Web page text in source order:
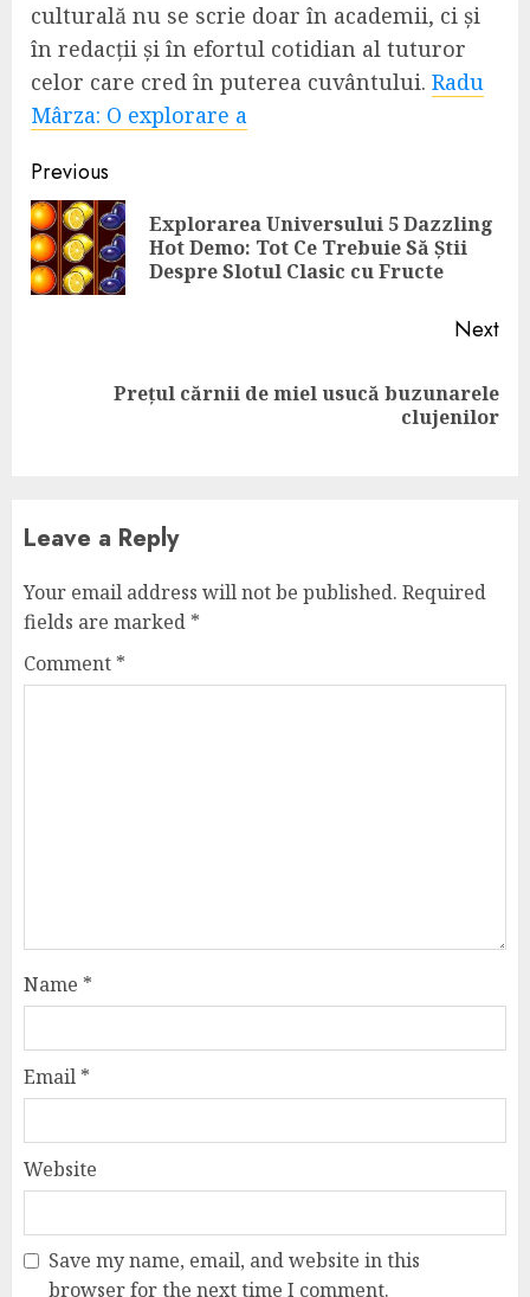
culturală nu se scrie doar în academii, ci și
în redacții și în efortul cotidian al tuturor
celor care cred în puterea cuvântului. Radu
Mârza: O explorare a
Continue
Reading
Previous
Explorarea Universului 5 Dazzling
Hot Demo: Tot Ce Trebuie Să Știi
Despre Slotul Clasic cu Fructe
Next
Prețul cărnii de miel usucă buzunarele
clujenilor
Leave a Reply
Your email address will not be published. Required
fields are marked *
Comment *
Name *
Email *
Website
Save my name, email, and website in this
browser for the next time I comment.